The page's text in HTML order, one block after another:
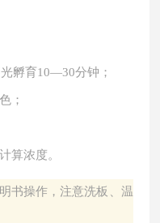
孵育10—30分钟；
；
算浓度。
书操作，注意洗板、温